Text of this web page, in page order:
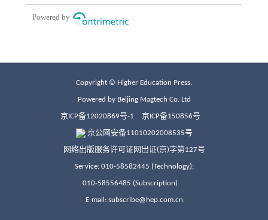
Copyright © Higher Education Press.
Powered by Beijing Magtech Co. Ltd
京ICP备12020869号-1 京ICP备150856号
京公网安备11010202008535号
网络出版服务许可证网出证(京)字第127号
Service: 010-58582445 (Technology);
010-58556485 (Subscription)
E-mail: subscribe@hep.com.cn